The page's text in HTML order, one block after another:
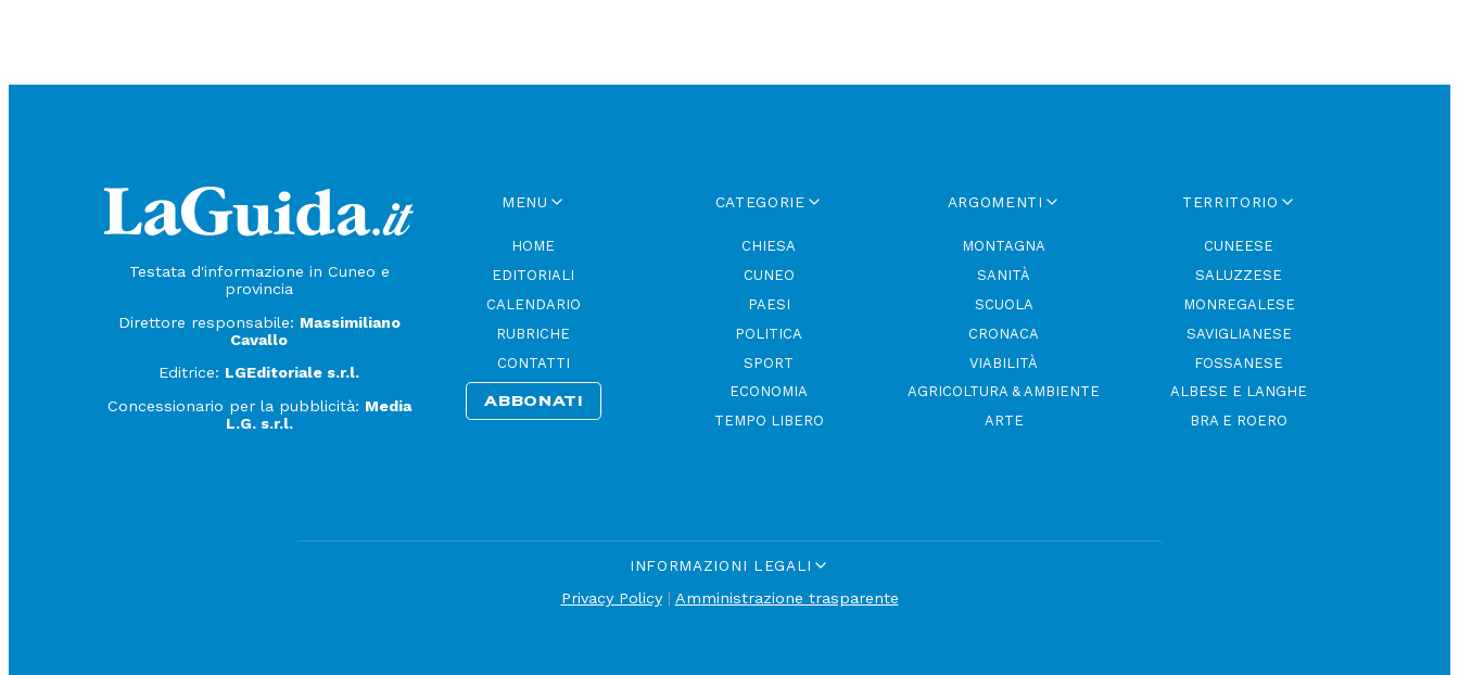
Testata d'informazione in Cuneo e
provincia
Direttore responsabile: Massimiliano
Cavallo
Editrice: LGEditoriale s.r.l.
Concessionario per la pubblicità: Media
L.G. s.r.l.
MENU
HOME
EDITORIALI
CALENDARIO
RUBRICHE
CONTATTI
ABBONATI
CATEGORIE
CHIESA
CUNEO
PAESI
POLITICA
SPORT
ECONOMIA
TEMPO LIBERO
ARGOMENTI
MONTAGNA
SANITÀ
SCUOLA
CRONACA
VIABILITÀ
AGRICOLTURA & AMBIENTE
ARTE
TERRITORIO
CUNEESE
SALUZZESE
MONREGALESE
SAVIGLIANESE
FOSSANESE
ALBESE E LANGHE
BRA E ROERO
INFORMAZIONI LEGALI
Privacy Policy| Amministrazione trasparente